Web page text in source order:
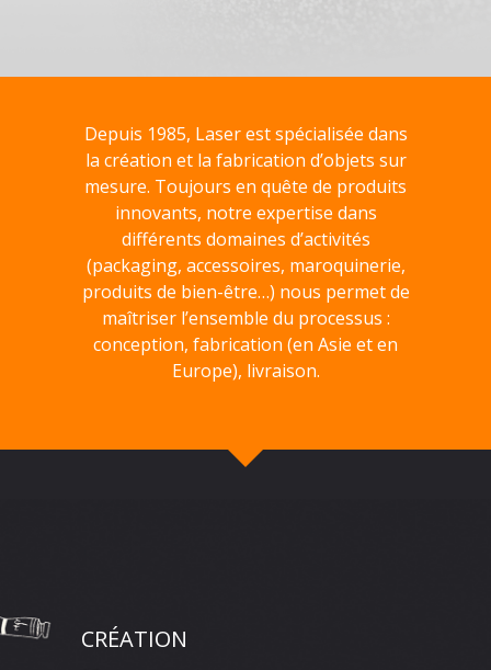
Depuis 1985, Laser est spécialisée dans
la création et la fabrication d’objets sur
mesure. Toujours en quête de produits
innovants, notre expertise dans
différents domaines d’activités
(packaging, accessoires, maroquinerie,
produits de bien-être…) nous permet de
maîtriser l’ensemble du processus :
conception, fabrication (en Asie et en
Europe), livraison.
CRÉATION